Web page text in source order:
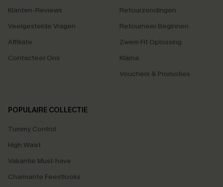
Klanten-Reviews
Veelgestelde Vragen
Affiliate
Contacteer Ons
Retourzendingen
Retourneer Beginnen
Zwem Fit Oplossing
Klarna
Vouchers & Promoties
POPULAIRE COLLECTIE
Tummy Control
High Waist
Vakantie Must-have
Charmante Feestlooks